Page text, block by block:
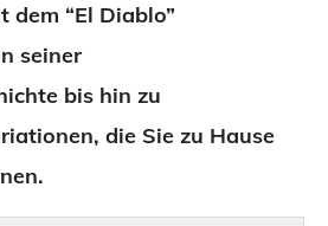
dem “El Diablo”
seiner
bis hin zu
die Sie zu Hause